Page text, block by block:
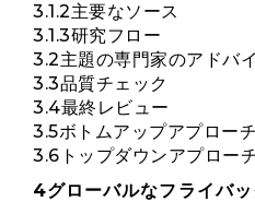
3.1.2主要なソース
3.1.3研究フロー
3.2主題の専門家のアドバ
3.3品質チェック
3.4最終レビュー
3.5ボトムアップアプローチ
3.6トップダウンアプロー
4グローバルなフライバ